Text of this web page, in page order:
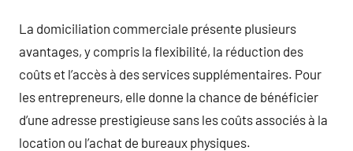
La domiciliation commerciale présente plusieurs
avantages, y compris la flexibilité, la réduction des
coûts et l’accès à des services supplémentaires. Pour
les entrepreneurs, elle donne la chance de bénéficier
d’une adresse prestigieuse sans les coûts associés à la
location ou l’achat de bureaux physiques.